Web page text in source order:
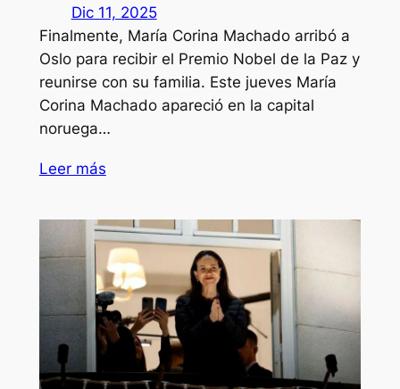
Dic 11, 2025
Finalmente, María Corina Machado arribó a
Oslo para recibir el Premio Nobel de la Paz y
reunirse con su familia. Este jueves María
Corina Machado apareció en la capital
noruega…
Leer más